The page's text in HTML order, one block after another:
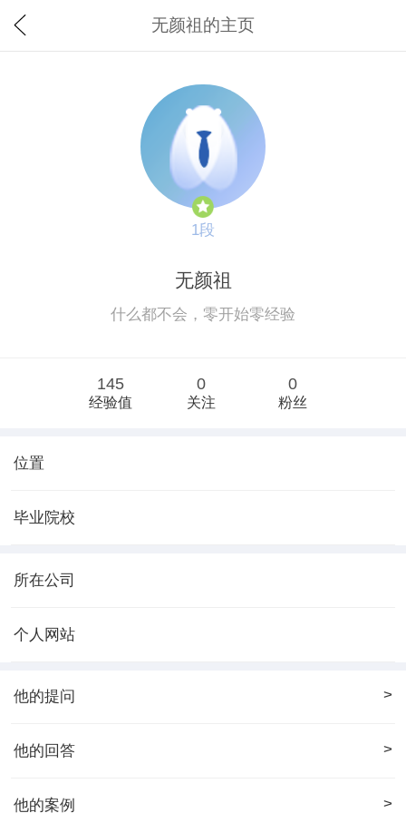
无颜祖的主页
1段
无颜祖
什么都不会，零开始零经验
145
经验值
0
关注
0
粉丝
位置
毕业院校
所在公司
个人网站
他的提问 >
他的回答 >
他的案例 >